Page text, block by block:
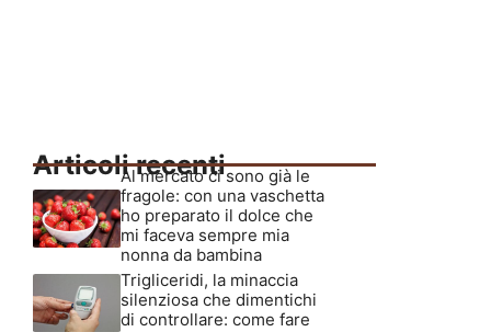
Articoli recenti
Al mercato ci sono già le
fragole: con una vaschetta
ho preparato il dolce che
mi faceva sempre mia
nonna da bambina
Trigliceridi, la minaccia
silenziosa che dimentichi
di controllare: come fare